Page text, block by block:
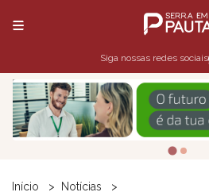
Siga nossas redes sociais
Início
Notícias